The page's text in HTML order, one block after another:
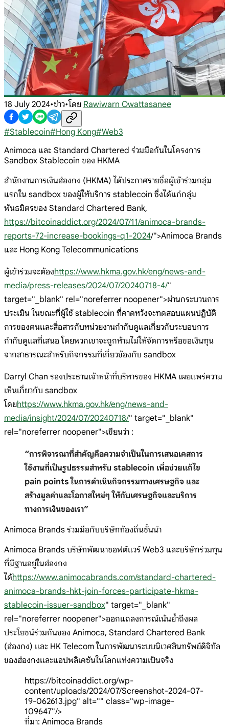
18 July 2024•ข่าว•โดย Rawiwarn Owattasanee
#Stablecoin#Hong Kong#Web3
Animoca และ Standard Chartered ร่วมมือกันในโครงการ
Sandbox Stablecoin ของ HKMA
สำนักงานการเงินฮ่องกง (HKMA) ได้ประกาศรายชื่อผู้เข้าร่วมกลุ่ม
แรกใน sandbox ของผู้ให้บริการ stablecoin ซึ่งได้แก่กลุ่ม
พันธมิตรของ Standard Chartered Bank,
https://bitcoinaddict.org/2024/07/11/animoca-brands-
reports-72-increase-bookings-q1-2024/">Animoca Brands
และ Hong Kong Telecommunications
ผู้เข้าร่วมจะต้องhttps://www.hkma.gov.hk/eng/news-and-
media/press-releases/2024/07/20240718-4/"
target="_blank" rel="noreferrer noopener">ผ่านกระบวนการ
ประเมิน ในขณะที่ผู้ใช้ stablecoin ที่คาดหวังจะทดสอบแผนปฏิบัติ
การของตนและสื่อสารกับหน่วยงานกำกับดูแลเกี่ยวกับระบอบการ
กำกับดูแลที่เสนอ โดยพวกเขาจะถูกห้ามไม่ให้จัดการหรือขอเงินทุน
จากสาธารณะสำหรับกิจกรรมที่เกี่ยวข้องกับ sandbox
Darryl Chan รองประธานเจ้าหน้าที่บริหารของ HKMA เผยแพร่ความ
เห็นเกี่ยวกับ sandbox
โดยhttps://www.hkma.gov.hk/eng/news-and-
media/insight/2024/07/20240718/" target="_blank"
rel="noreferrer noopener">เขียนว่า :
“การพิจารณาที่สำคัญคือความจำเป็นในการเสนอเคสการ
ใช้งานที่เป็นรูปธรรมสำหรับ stablecoin เพื่อช่วยแก้ไข
pain points ในการดำเนินกิจกรรมทางเศรษฐกิจ และ
สร้างมูลค่าและโอกาสใหม่ๆ ให้กับเศรษฐกิจและบริการ
ทางการเงินของเรา”
Animoca Brands ร่วมมือกับบริษัทท้องถิ่นชั้นนำ
Animoca Brands บริษัทพัฒนาซอฟต์แวร์ Web3 และบริษัทร่วมทุน
ที่มีฐานอยู่ในฮ่องกง
ได้https://www.animocabrands.com/standard-chartered-
animoca-brands-hkt-join-forces-participate-hkma-
stablecoin-issuer-sandbox" target="_blank"
rel="noreferrer noopener">ออกแถลงการณ์เน้นย้ำถึงผล
ประโยชน์ร่วมกันของ Animoca, Standard Chartered Bank
(ฮ่องกง) และ HK Telecom ในการพัฒนาระบบนิเวศสินทรัพย์ดิจิทัล
ของฮ่องกงและแอปพลิเคชันในโลกแห่งความเป็นจริง
https://bitcoinaddict.org/wp-
content/uploads/2024/07/Screenshot-2024-07-
19-062613.jpg" alt="" class="wp-image-
109647"/>
ที่มา: Animoca Brands